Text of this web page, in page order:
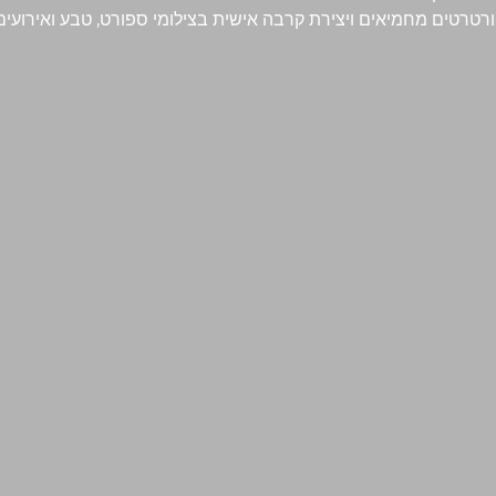
מחמיאים ויצירת קרבה אישית בצילומי ספורט, טבע